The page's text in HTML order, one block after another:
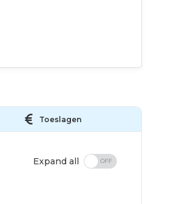
Toeslagen
Expand all